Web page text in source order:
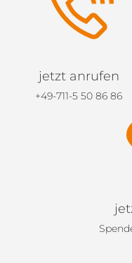
jetzt anrufen
+49-711-5 50 86 86